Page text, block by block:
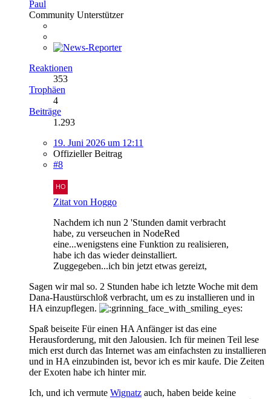
Paul
Community Unterstützer
Reaktionen
353
Trophäen
4
Beiträge
1.293
19. Juni 2026 um 12:11
Offizieller Beitrag
#8
Zitat von Hoggo
Nachdem ich nun 2 'Stunden damit verbracht
habe, zu verseuchen in NodeRed
eine...wenigstens eine Funktion zu realisieren,
habe ich das wieder deinstalliert.
Zuggegeben...ich bin jetzt etwas gereizt,
Sagen wir mal so. 2 Stunden habe ich letzte Woche mit dem
Dana-Haustürschloß verbracht, um es zu installieren und in
HA einzupflegen.
Spaß beiseite Für einen HA Anfänger ist das eine
Herausforderung, mit den Jalousien. Ich für meinen Teil lese
mich erst durch das Internet was am einfachsten zu installieren
und in HA einzubinden ist, bevor ich es mir kaufe. Die Zeiten
der Exoten habe ich hinter mir.
Ich, und ich vermute Wignatz auch, haben beide keine